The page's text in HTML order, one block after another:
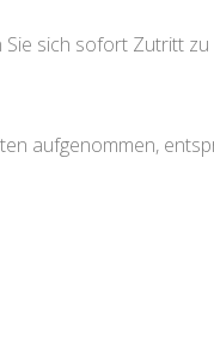
sich sofort Zutritt
aufgenommen,